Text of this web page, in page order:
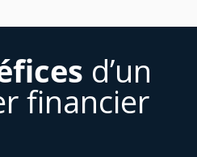
d’un
financier